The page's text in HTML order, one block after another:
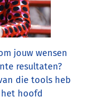
jouw wensen
resultaten?
die tools heb
hoofd